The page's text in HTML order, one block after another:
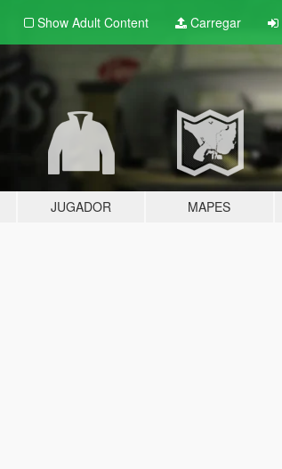
Show Adult Content Carregar
JUGADOR MAPES